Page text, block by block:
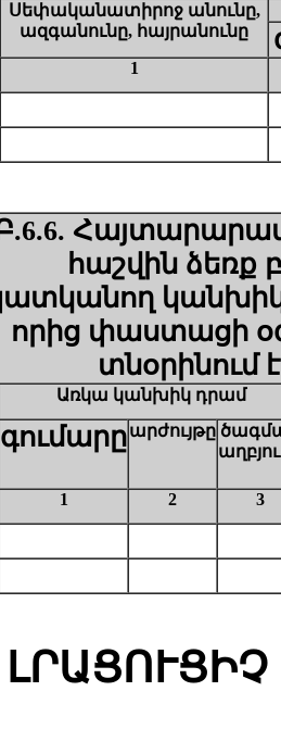
Սեփականատիրոջ անունը,
ազգանունը, հայրանունը
1
հաշվին ձեռք
որից փաստացի
տնօրինում է
Առկա կանխիկ դրամ
գումարըարժույթը
1 2 3